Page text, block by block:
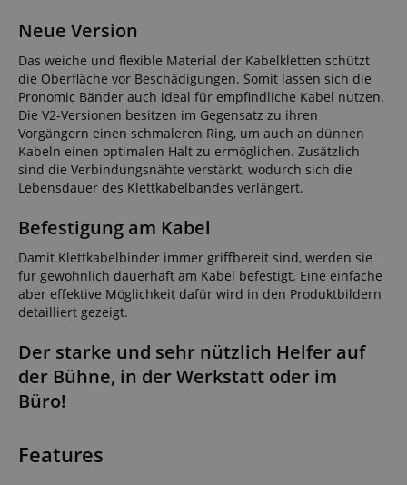
Neue Version
Das weiche und flexible Material der Kabelkletten schützt
die Oberfläche vor Beschädigungen. Somit lassen sich die
Pronomic Bänder auch ideal für empfindliche Kabel nutzen.
Die V2-Versionen besitzen im Gegensatz zu ihren
Vorgängern einen schmaleren Ring, um auch an dünnen
Kabeln einen optimalen Halt zu ermöglichen. Zusätzlich
sind die Verbindungsnähte verstärkt, wodurch sich die
Lebensdauer des Klettkabelbandes verlängert.
Befestigung am Kabel
Damit Klettkabelbinder immer griffbereit sind, werden sie
für gewöhnlich dauerhaft am Kabel befestigt. Eine einfache
aber effektive Möglichkeit dafür wird in den Produktbildern
detailliert gezeigt.
Der starke und sehr nützlich Helfer auf
der Bühne, in der Werkstatt oder im
Büro!
Features